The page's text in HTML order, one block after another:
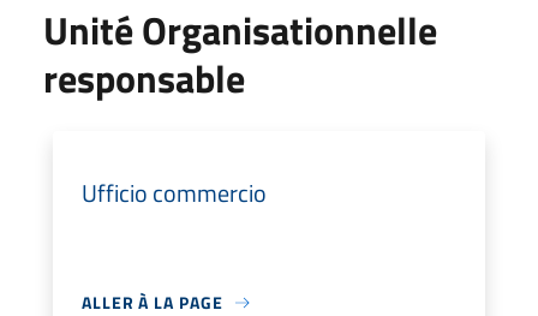
Unité Organisationnelle
responsable
Ufficio commercio
ALLER À LA PAGE